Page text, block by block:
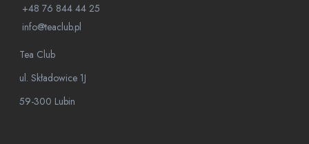
+48 76 844 44 25
info@teaclub.pl
Tea Club
ul. Składowice 1J
59-300 Lubin